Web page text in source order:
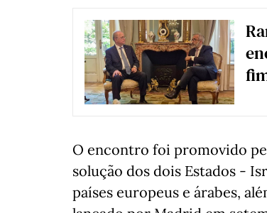
O encontro foi promovido
solução dos dois Estados -
países europeus e árabes,